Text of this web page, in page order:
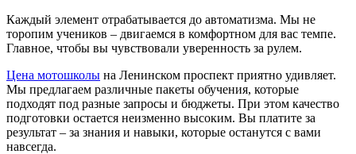
Каждый элемент отрабатывается до автоматизма. Мы не
торопим учеников – двигаемся в комфортном для вас темпе.
Главное, чтобы вы чувствовали уверенность за рулем.
Цена мотошколы на Ленинском проспект приятно удивляет.
Мы предлагаем различные пакеты обучения, которые
подходят под разные запросы и бюджеты. При этом качество
подготовки остается неизменно высоким. Вы платите за
результат – за знания и навыки, которые останутся с вами
навсегда.